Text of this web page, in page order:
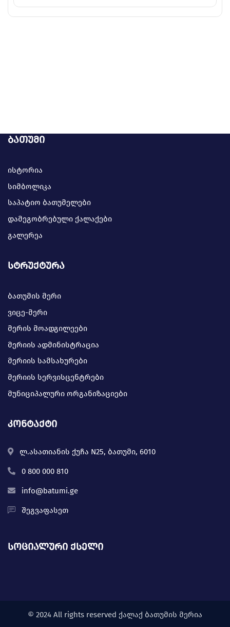
ბათუმი
ისტორია
სიმბოლიკა
საპატიო ბათუმელები
დამეგობრებული ქალაქები
გალერეა
სტრუქტურა
ბათუმის მერი
ვიცე-მერი
მერის მოადგილეები
მერიის ადმინისტრაცია
მერიის სამსახურები
მერიის სერვისცენტრები
მუნიციპალური ორგანიზაციები
კონტაქტი
ლ.ასათიანის ქუჩა N25, ბათუმი, 6010
0 800 000 810
info@batumi.ge
შეგვაფასეთ
სოციალური ქსელი
© 2024 All rights reserved ქალაქ ბათუმის მერია